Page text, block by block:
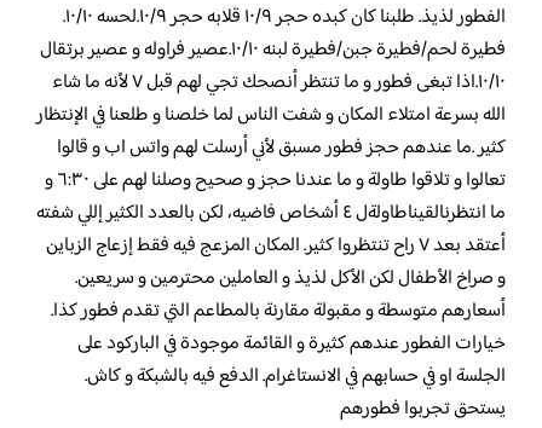
الفطور لذيذ. طلبنا كان كبده حجر ١٠/٩ قلابه حجر ١٠/٩.لحسه ١٠/١٠.
فطيرة لحم/فطيرة جبن/فطيرة لبنه ١٠/١٠.عصير فراوله و عصير برتقال
١٠/١٠.اذا تبغى فطور و ما تنتظر أنصحك تجي لهم قبل ٧ لأنه ما شاء
الله بسرعة امتلاء المكان و شفت الناس لما خلصنا و طلعنا في الإنتظار
كثير .ما عندهم حجز فطور مسبق لأني أرسلت لهم واتس اب و قالوا
تعالوا و تلاقوا طاولة و ما عندنا حجز و صحيح وصلنا لهم على ٦:٣٠ و
ما انتظرنالقيناطاولةل ٤ أشخاص فاضيه، لكن بالعدد الكثير إللي شفته
أعتقد بعد ٧ راح تنتظروا كثير. المكان المزعج فيه فقط إزعاج الزباين
و صراخ الأطفال لكن الأكل لذيذ و العاملين محترمين و سريعين.
أسعارهم متوسطة و مقبولة مقارنة بالمطاعم التي تقدم فطور كذا.
خيارات الفطور عندهم كثيرة و القائمة موجودة في الباركود على
الجلسة او في حسابهم في الانستاغرام. الدفع فيه بالشبكة و كاش.
يستحق تجربوا فطورهم